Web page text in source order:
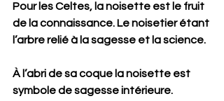
Pour les Celtes, la noisette est le fruit
de la connaissance. Le noisetier étant
l’arbre relié à la sagesse et la science.
À l’abri de sa coque la noisette est
symbole de sagesse intérieure.